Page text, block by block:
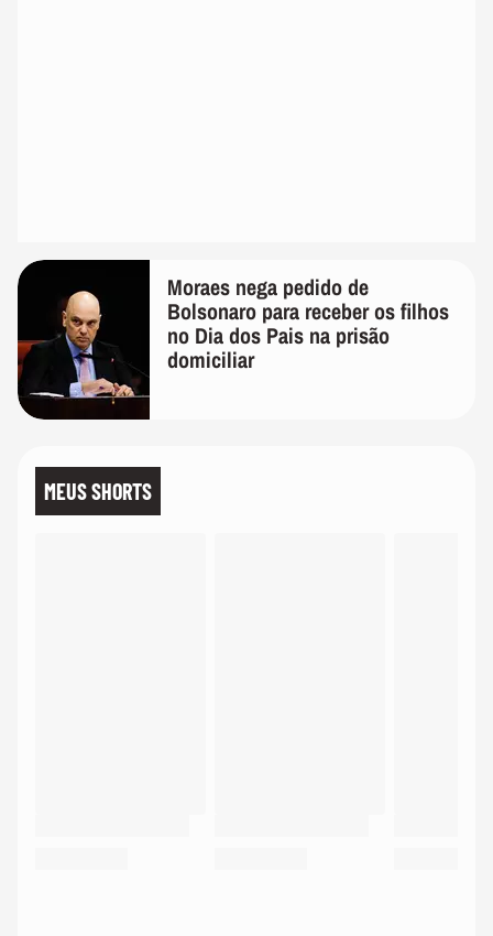
Moraes nega pedido de
Bolsonaro para receber os filhos
no Dia dos Pais na prisão
domiciliar
MEUS SHORTS